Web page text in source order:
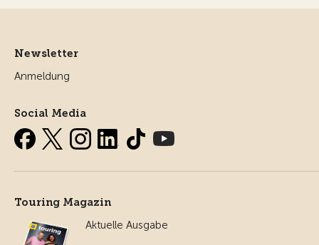
Newsletter
Anmeldung
Social Media
Touring Magazin
Aktuelle Ausgabe